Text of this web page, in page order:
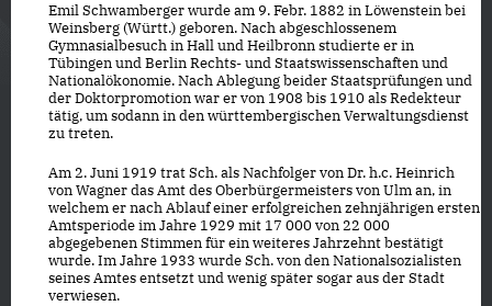
Emil Schwamberger wurde am 9. Febr. 1882 in Löwenstein bei
Weinsberg (Württ.) geboren. Nach abgeschlossenem
Gymnasialbesuch in Hall und Heilbronn studierte er in
Tübingen und Berlin Rechts- und Staatswissenschaften und
Nationalökonomie. Nach Ablegung beider Staatsprüfungen und
der Doktorpromotion war er von 1908 bis 1910 als Redekteur
tätig, um sodann in den württembergischen Verwaltungsdienst
zu treten.
Am 2. Juni 1919 trat Sch. als Nachfolger von Dr. h.c. Heinrich
von Wagner das Amt des Oberbürgermeisters von Ulm an, in
welchem er nach Ablauf einer erfolgreichen zehnjährigen ersten
Amtsperiode im Jahre 1929 mit 17 000 von 22 000
abgegebenen Stimmen für ein weiteres Jahrzehnt bestätigt
wurde. Im Jahre 1933 wurde Sch. von den Nationalsozialisten
seines Amtes entsetzt und wenig später sogar aus der Stadt
verwiesen.